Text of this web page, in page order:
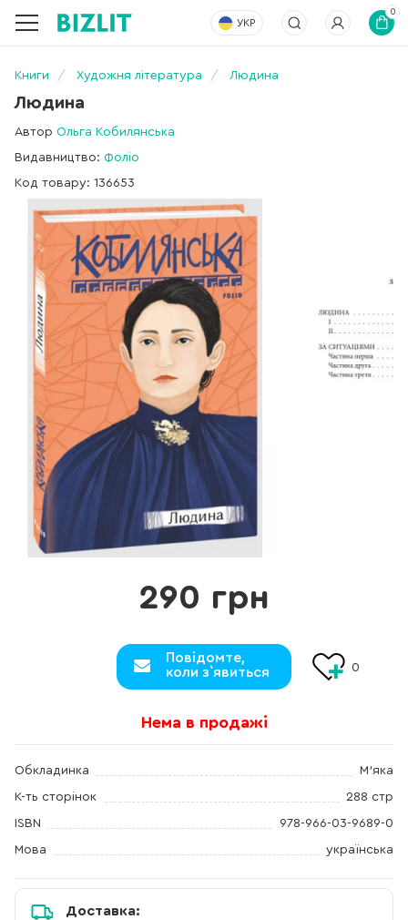
УКР
0
Книги Художня література Людина
Людина
Автор Ольга Кобилянська
Видавництво: Фоліо
Код товару: 136653
290 грн
Повідомте,
коли з`явиться
0
Нема в продажі
Обкладинка М'яка
К-ть сторінок 288 стр
ISBN 978-966-03-9689-0
Мова українська
Доставка: